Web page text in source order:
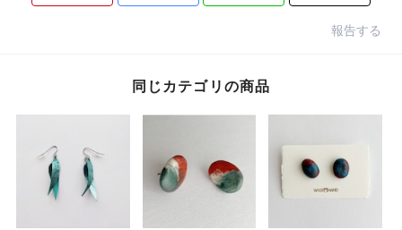
報告する
同じカテゴリの商品